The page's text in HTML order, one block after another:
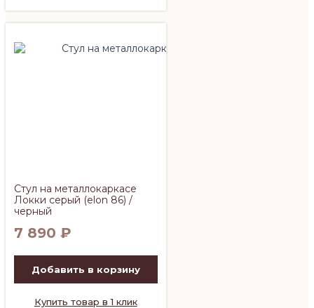
Стул на металлокаркасе
Локки серый (elon 86) /
черный
7 890 ₽
Добавить в корзину
Купить товар в 1 клик